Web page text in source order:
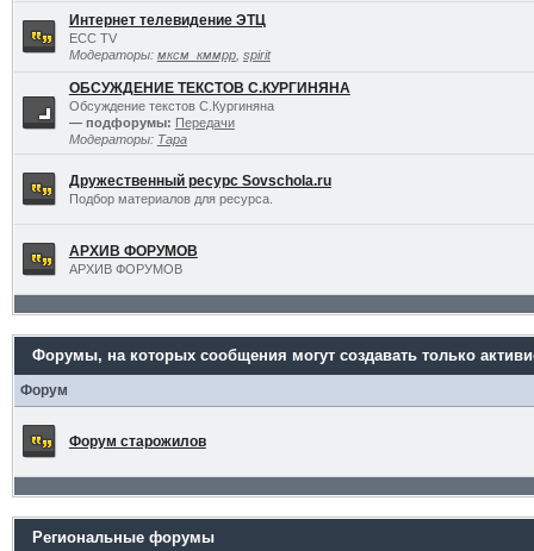
Интернет телевидение ЭТЦ
ECC TV
Модераторы: мксм_кммрр, spirit
ОБСУЖДЕНИЕ ТЕКСТОВ С.КУРГИНЯНА
Обсуждение текстов С.Кургиняна
— подфорумы: Передачи
Модераторы: Тара
Дружественный ресурс Sovschola.ru
Подбор материалов для ресурса.
АРХИВ ФОРУМОВ
АРХИВ ФОРУМОВ
Форумы, на которых сообщения могут создавать только
Форум
Форум старожилов
Региональные форумы